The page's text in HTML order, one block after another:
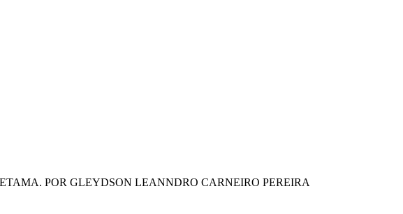
POR GLEYDSON LEANNDRO CARNEIRO PEREIRA